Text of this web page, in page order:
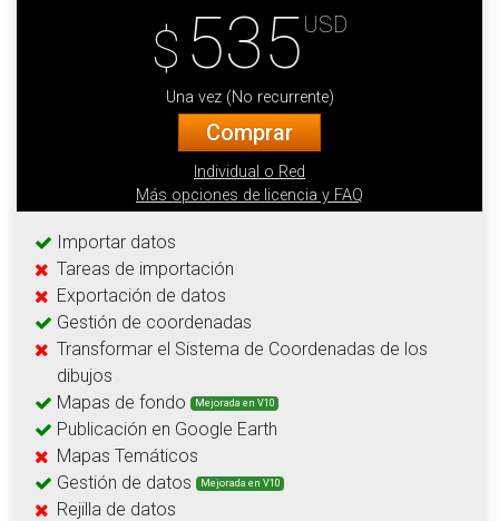
$ 535 USD
Una vez (No recurrente)
Comprar
Individual o Red
Más opciones de licencia y FAQ
Importar datos
Tareas de importación
Exportación de datos
Gestión de coordenadas
Transformar el Sistema de Coordenadas de los
dibujos
Mapas de fondo
Mejorada en V10
Publicación en Google Earth
Mapas Temáticos
Gestión de datos
Mejorada en V10
Rejilla de datos